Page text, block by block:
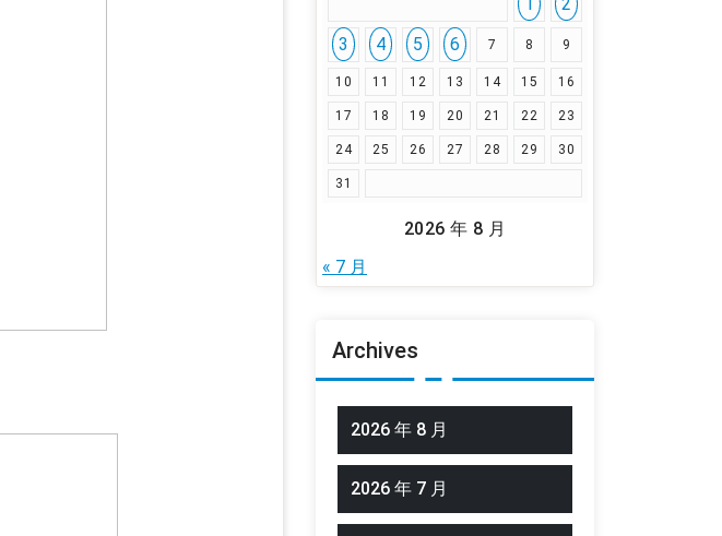
2026 年 8 月
3
4 5 6 7 8 9
10 11 12 13 14 15 16
17 18 19 20 21 22 23
24 25 26 27 28 29 30
31
« 7 月
Archives
2026 年 8 月
2026 年 7 月